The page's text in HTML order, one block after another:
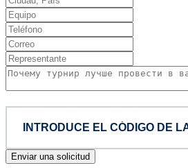
Enviar una solicitud